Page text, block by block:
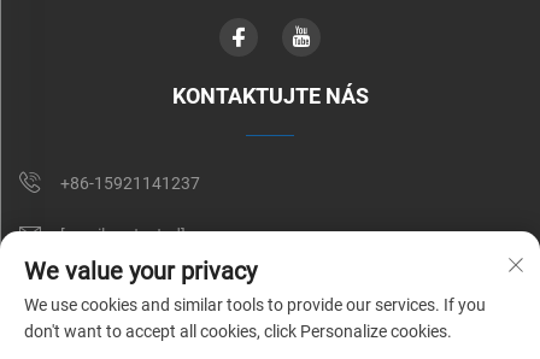
KONTAKTUJTE NÁS
+86-15921141237
[email protected]
RM 602, NO. 1509, CAOAN ROAD, SHANGHAI, CHINA
We value your privacy
We use cookies and similar tools to provide our services. If you
don't want to accept all cookies, click Personalize cookies.